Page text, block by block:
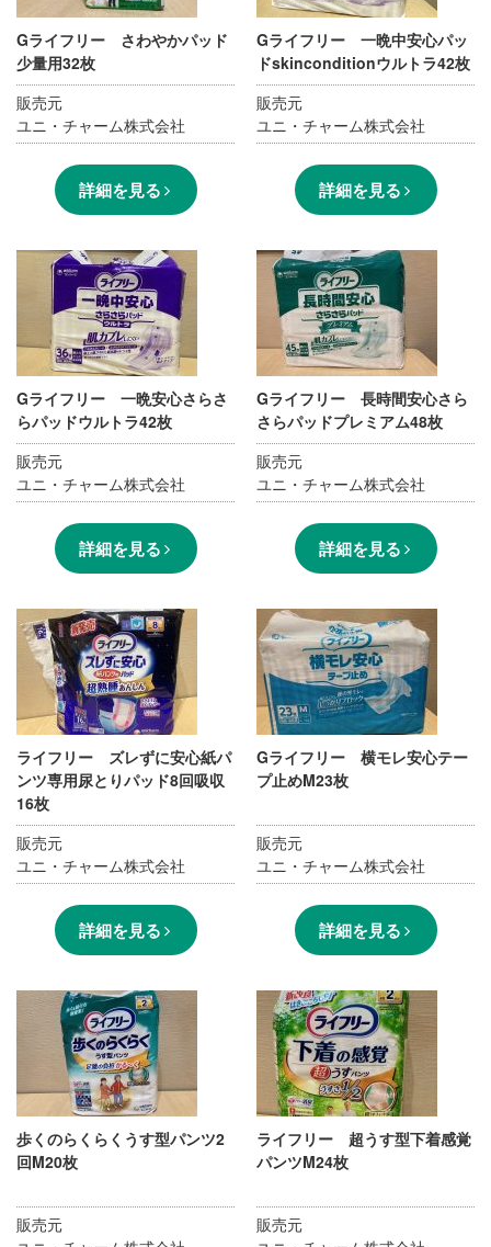
Gライフリー さわやかパッド
少量用32枚
販売元
ユニ・チャーム株式会社
詳細を見る
Gライフリー 一晩中安心パッ
ドskinconditionウルトラ42枚
販売元
ユニ・チャーム株式会社
詳細を見る
Gライフリー 一晩安心さらさ
らパッドウルトラ42枚
販売元
ユニ・チャーム株式会社
詳細を見る
Gライフリー 長時間安心さら
さらパッドプレミアム48枚
販売元
ユニ・チャーム株式会社
詳細を見る
ライフリー ズレずに安心紙パ
ンツ専用尿とりパッド8回吸収
16枚
販売元
ユニ・チャーム株式会社
詳細を見る
Gライフリー 横モレ安心テー
プ止めM23枚
販売元
ユニ・チャーム株式会社
詳細を見る
歩くのらくらくうす型パンツ2
回M20枚
販売元
ライフリー 超うす型下着感覚
パンツM24枚
販売元